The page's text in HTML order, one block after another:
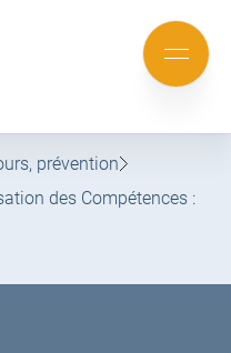
Mobile
menu
prévention
des Compétences :